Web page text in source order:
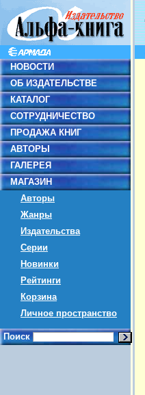
НОВОСТИ
ОБ ИЗДАТЕЛЬСТВЕ
КАТАЛОГ
СОТРУДНИЧЕСТВО
ПРОДАЖА КНИГ
АВТОРЫ
ГАЛЕРЕЯ
МАГАЗИН
Авторы
Жанры
Издательства
Серии
Новинки
Рейтинги
Корзина
Личное пространство
Поиск